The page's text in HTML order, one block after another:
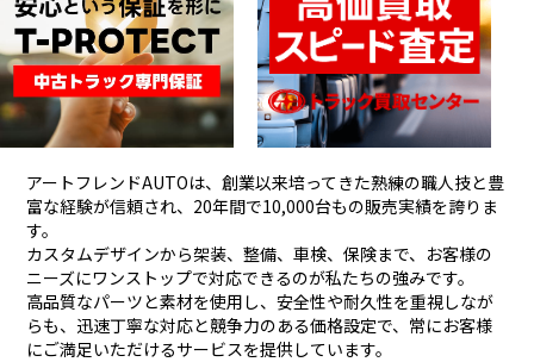
アートフレンドAUTOは、創業以来培ってきた熟練の職人技と豊
富な経験が信頼され、 20年間で10,000台もの販売実績を誇りま
す。
カスタムデザインから架装、整備、車検、保険まで、お客様の
ニーズにワンストップで対応できるのが私たちの強みです。
高品質なパーツと素材を使用し、安全性や耐久性を重視しなが
らも、 迅速丁寧な対応と競争力のある価格設定で、常にお客様
にご満足いただけるサービスを提供しています。